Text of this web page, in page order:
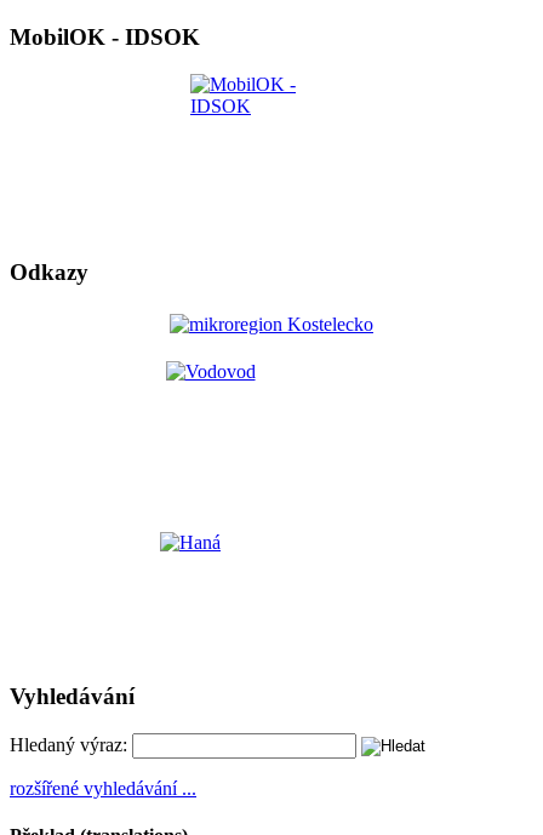
MobilOK - IDSOK
Odkazy
Vyhledávání
Hledaný výraz:
rozšířené vyhledávání ...